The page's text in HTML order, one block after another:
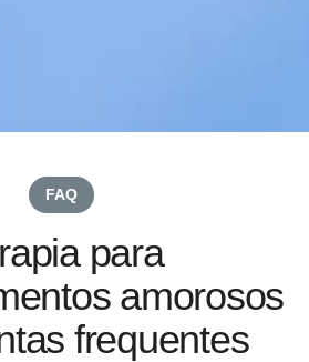
FAQ
para
amorosos
frequentes